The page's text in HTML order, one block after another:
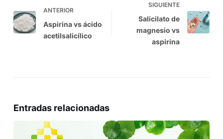
ANTERIOR
Aspirina vs ácido
acetilsalicílico
SIGUIENTE
Salicilato de
magnesio vs
aspirina
Entradas relacionadas